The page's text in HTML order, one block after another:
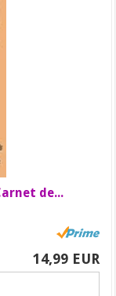
de...
14,99 EUR